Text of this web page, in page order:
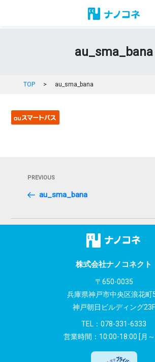
au_sma_bana
TOP > au_sma_bana
ビ
Previous
Post
PREVIOUS
au_sma_bana
株式会社ナノコネクト
〒650-0035
兵庫県神戸市中央区浪花町
神戸朝日ビルディング23F
TEL： 078-331-6333
営業時間：10:00-18:00 [月